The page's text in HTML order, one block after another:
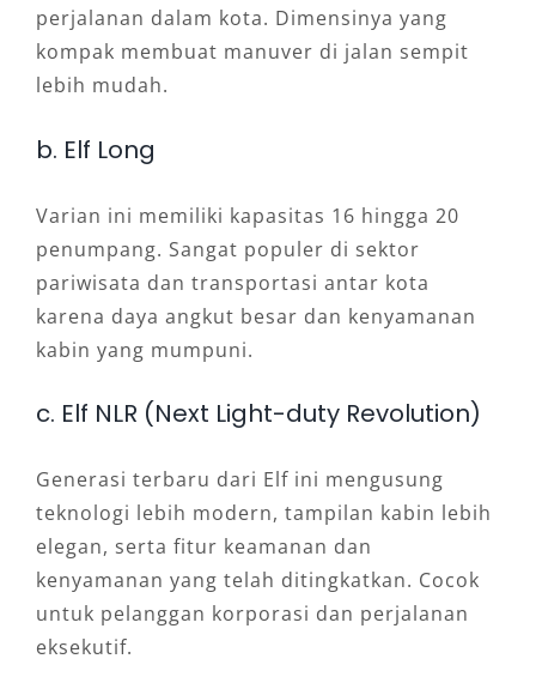
perjalanan dalam kota. Dimensinya yang
kompak membuat manuver di jalan sempit
lebih mudah.
b. Elf Long
Varian ini memiliki kapasitas 16 hingga 20
penumpang. Sangat populer di sektor
pariwisata dan transportasi antar kota
karena daya angkut besar dan kenyamanan
kabin yang mumpuni.
c. Elf NLR (Next Light-duty Revolution)
Generasi terbaru dari Elf ini mengusung
teknologi lebih modern, tampilan kabin lebih
elegan, serta fitur keamanan dan
kenyamanan yang telah ditingkatkan. Cocok
untuk pelanggan korporasi dan perjalanan
eksekutif.